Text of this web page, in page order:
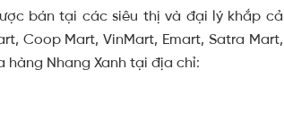
bán tại các siêu thị và đại lý khắp cả
Coop Mart, VinMart, Emart, Satra Mart,
hàng Nhang Xanh tại địa chỉ: